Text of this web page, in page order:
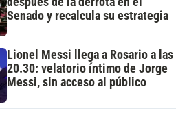
Senado y recalcula su estrategia
Lionel Messi llega a Rosario a las
20.30: velatorio íntimo de Jorge
Messi, sin acceso al público